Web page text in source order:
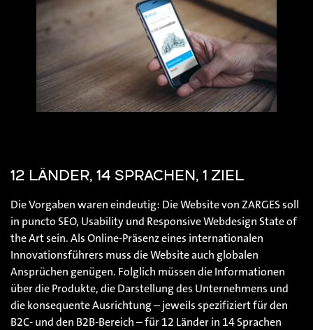
12 LÄNDER, 14 SPRACHEN, 1 ZIEL
Die Vorgaben waren eindeutig: Die Website von ZARGES soll
in puncto SEO, Usability und Responsive Webdesign State of
the Art sein. Als Online-Präsenz eines internationalen
Innovationsführers muss die Website auch globalen
Ansprüchen genügen. Folglich müssen die Informationen
über die Produkte, die Darstellung des Unternehmens und
die konsequente Ausrichtung – jeweils spezifiziert für den
B2C- und den B2B-Bereich – für 12 Länder in 14 Sprachen